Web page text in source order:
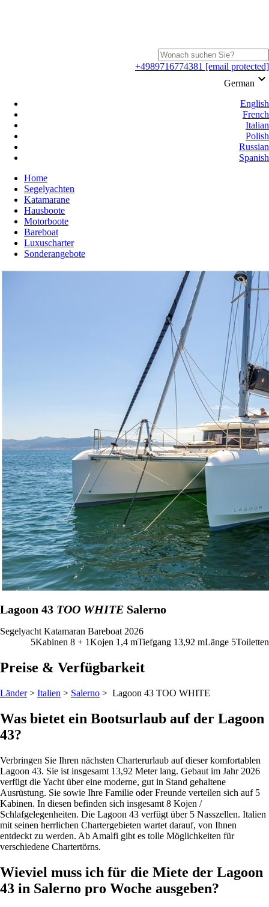
+4989716774381 [email protected]
German keyboard_arrow_down
English
French
Italian
Polish
Russian
Spanish
Home
Segelyachten
Katamarane
Hausboote
Motorboote
Bareboat
Luxuscharter
Sonderangebote
Lagoon 43 TOO WHITE Salerno
Segelyacht Katamaran Bareboat 2026
5Kabinen 8 + 1Kojen 1,4 mTiefgang 13,92 mLänge 5Toiletten
Preise & Verfügbarkeit
Länder> Italien > Salerno > Lagoon 43 TOO WHITE
Was bietet ein Bootsurlaub auf der Lagoon
43?
Verbringen Sie Ihren nächsten Charterurlaub auf dieser komfortablen
Lagoon 43. Sie ist insgesamt 13,92 Meter lang. Gebaut im Jahr 2026
verfügt die Yacht über eine moderne, gut in Stand gehaltene
Ausrüstung. Sie sowie Ihre Familie oder Freunde verteilen sich auf 5
Kabinen. In diesen befinden sich insgesamt 8 Kojen /
Schlafgelegenheiten. Die Lagoon 43 verfügt über 5 Nasszellen. Italien
mit seinen herrlichen Chartergebieten wartet darauf, von Ihnen
entdeckt zu werden. Ab Amalfi gibt es tolle Möglichkeiten für
verschiedene Chartertörns.
Wieviel muss ich für die Miete der Lagoon
43 in Salerno pro Woche ausgeben?